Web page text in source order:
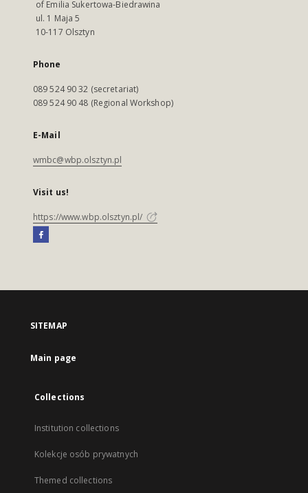
of Emilia Sukertowa-Biedrawina
ul. 1 Maja 5
10-117 Olsztyn
Phone
089 524 90 32 (secretariat)
089 524 90 48 (Regional Workshop)
E-Mail
wmbc@wbp.olsztyn.pl
Visit us!
https://www.wbp.olsztyn.pl/
SITEMAP
Main page
Collections
Institution collections
Kolekcje osób prywatnych
Themed collections